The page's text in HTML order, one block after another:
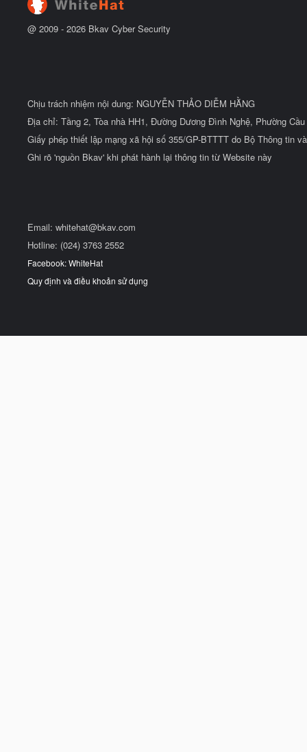
@ 2009 - 2026 Bkav Cyber Security
Chịu trách nhiệm nội dung: NGUYỄN THẢO DIỄM HẰNG
Địa chỉ: Tầng 2, Tòa nhà HH1, Đường Dương Đình Nghệ, Phường
Giấy phép thiết lập mạng xã hội số 355/GP-BTTTT do Bộ Thông tin
Ghi rõ 'nguồn Bkav' khi phát hành lại thông tin từ Website này
Email: whitehat@bkav.com
Hotline: (024) 3763 2552
Facebook: WhiteHat
Quy định và điều khoản sử dụng